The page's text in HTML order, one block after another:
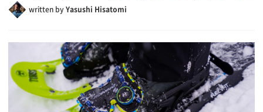
written byYasushi Hisatomi